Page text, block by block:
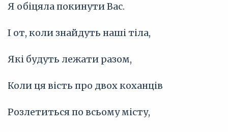
Я обіцяла покинути Вас.
І от, коли знайдуть наші тіла,
Які будуть лежати разом,
Коли ця вість про двох коханців
Розлетиться по всьому місту,